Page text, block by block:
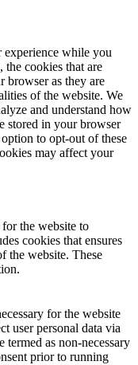
experience while you
the cookies that are
browser as they are
of the website. We
and understand how
stored in your browser
to opt-out of these
may affect your
for the website to
cookies that ensures
the website. These
for the website
user personal data via
termed as non-necessary
prior to running